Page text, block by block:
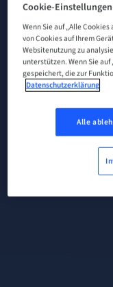
Cookie-Einstellungen
Wenn Sie auf „Alle
von Cookies auf Ihrem
Websitenutzung zu
unterstützen. Wenn Sie
gespeichert, die zur
Datenschutzerklärung
Alle